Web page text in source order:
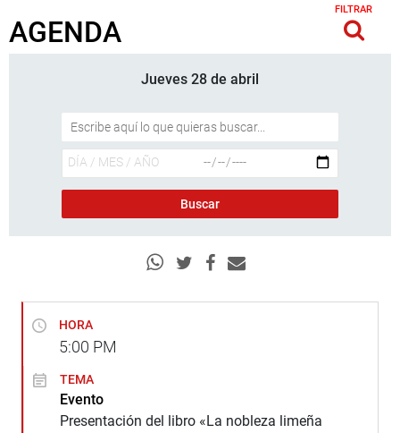
AGENDA
FILTRAR
Jueves 28 de abril
HORA
5:00 PM
TEMA
Evento
Presentación del libro «La nobleza limeña